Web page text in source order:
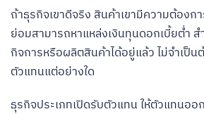
ถ้าธุรกิจเขาดีจริง สินค้าเขามีความต้องก
ย่อมสามารถหาแหล่งเงินทุนดอกเบี้ยต่ำ
กิจการหรือผลิตสินค้าได้อยู่แล้ว ไม่จำเป็
ตัวแทนแต่อย่างใด
ธุรกิจประเภทเปิดรับตัวแทน ให้ตัวแทนออ